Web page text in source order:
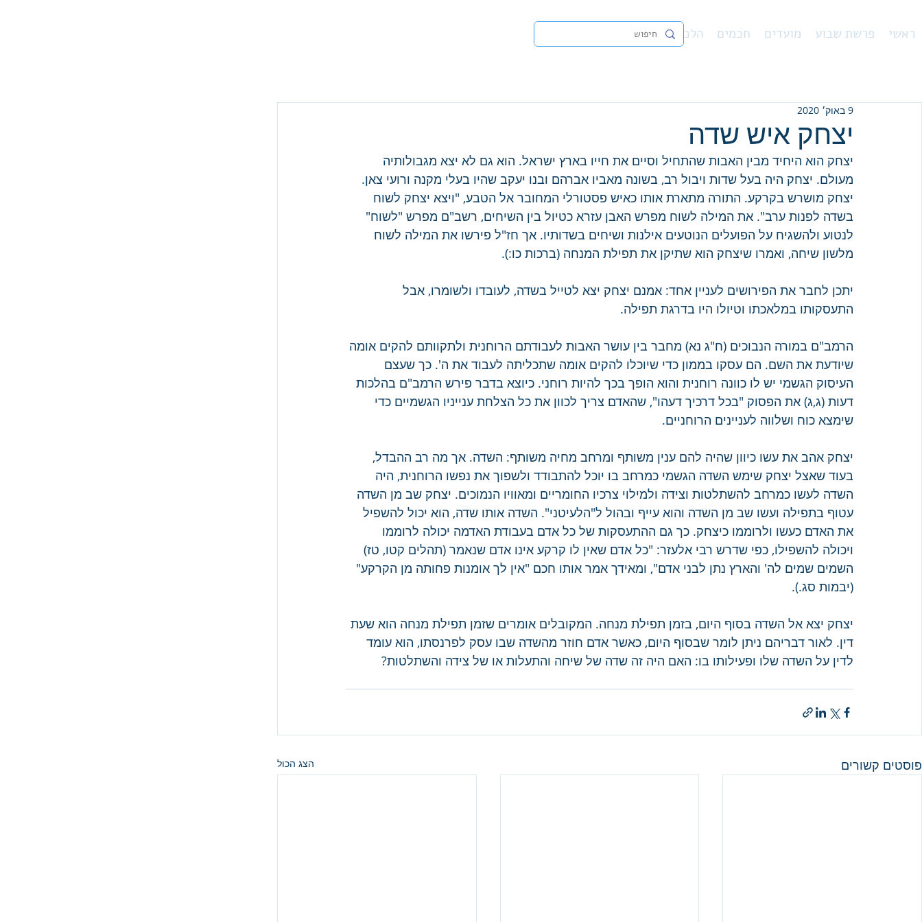
נ"ך הלכה חכמים מועדים פרשת שבוע ראשי
יצחק איש שדה
9 באוק׳ 2020
יצחק הוא היחיד מבין האבות שהתחיל וסיים את חייו בארץ ישראל. הוא גם לא יצא מגבולותיה
מעולם. יצחק היה בעל שדות ויבול רב, בשונה מאביו אברהם ובנו יעקב שהיו בעלי מקנה ורועי צאן.
יצחק מושרש בקרקע. התורה מתארת אותו כאיש פסטורלי המחובר אל הטבע, "ויצא יצחק לשוח
בשדה לפנות ערב". את המילה לשוח מפרש האבן עזרא כטיול בין השיחים, רשב"ם מפרש "לשוח"
לנטוע ולהשגיח על הפועלים הנוטעים אילנות ושיחים בשדותיו. אך חז"ל פירשו את המילה לשוח
מלשון שיחה, ואמרו שיצחק הוא שתיקן את תפילת המנחה (ברכות כו:).
יתכן לחבר את הפירושים לעניין אחד: אמנם יצחק יצא לטייל בשדה, לעובדו ולשומרו, אבל
התעסקותו במלאכתו וטיולו היו בדרגת תפילה.
הרמב"ם במורה הנבוכים (ח"ג נא) מחבר בין עושר האבות לעבודתם הרוחנית ולתקוותם להקים אומה
שיודעת את השם. הם עסקו בממון כדי שיוכלו להקים אומה שתכליתה לעבוד את ה'. כך שעצם
העיסוק הגשמי יש לו כוונה רוחנית והוא הופך בכך להיות רוחני. כיוצא בדבר פירש הרמב"ם בהלכות
דעות (ג,ג) את הפסוק "בכל דרכיך דעהו", שהאדם צריך לכוון את כל הצלחת ענייניו הגשמיים כדי
שימצא כוח ושלווה לעניינים הרוחניים.
יצחק אהב את עשו כיוון שהיה להם ענין משותף ומרחב מחיה משותף: השדה. אך מה רב ההבדל,
בעוד שאצל יצחק שימש השדה הגשמי כמרחב בו יוכל להתבודד ולשפוך את נפשו הרוחנית, היה
השדה לעשו כמרחב להשתלטות וצידה ולמילוי צרכיו החומריים ומאוויו הנמוכים. יצחק שב מן השדה
עטוף בתפילה ועשו שב מן השדה והוא עייף ובהול ל"הלעיטני". השדה אותו שדה, הוא יכול להשפיל
את האדם כעשו ולרוממו כיצחק. כך גם ההתעסקות של כל אדם בעבודת האדמה יכולה לרוממו
ויכולה להשפילו, כפי שדרש רבי אלעזר: "כל אדם שאין לו קרקע אינו אדם שנאמר (תהלים קטו, טז)
השמים שמים לה' והארץ נתן לבני אדם", ומאידך אמר אותו חכם "אין לך אומנות פחותה מן הקרקע"
(יבמות סג.).
יצחק יצא אל השדה בסוף היום, בזמן תפילת מנחה. המקובלים אומרים שזמן תפילת מנחה הוא שעת
דין. לאור דבריהם ניתן לומר שבסוף היום, כאשר אדם חוזר מהשדה שבו עסק לפרנסתו, הוא עומד
לדין על השדה שלו ופעילותו בו: האם היה זה שדה של שיחה והתעלות או של צידה והשתלטות?
פוסטים קשורים הצג הכול